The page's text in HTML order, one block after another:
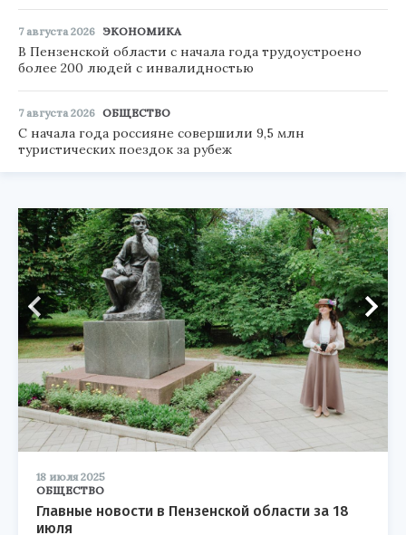
7 августа 2026 ЭКОНОМИКА
В Пензенской области с начала года трудоустроено
более 200 людей с инвалидностью
7 августа 2026 ОБЩЕСТВО
С начала года россияне совершили 9,5 млн
туристических поездок за рубеж
18 июля 2025
ОБЩЕСТВО
Главные новости в Пензенской области за 18
июля